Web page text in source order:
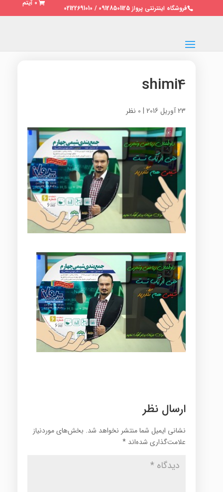
فروشگاه اینترنتی پرواز 09128501125 / 02122691010
0 آیتم
shimi4
23 آوریل 2016 | 0 نظر
ارسال نظر
نشانی ایمیل شما منتشر نخواهد شد. بخش‌های موردنیاز
علامت‌گذاری شده‌اند *